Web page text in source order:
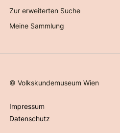
Zur erweiterten Suche
Meine Sammlung
©Volkskundemuseum Wien
Impressum
Datenschutz